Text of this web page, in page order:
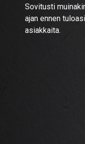
Sovitusti
ajan ennen
asiakkaita.